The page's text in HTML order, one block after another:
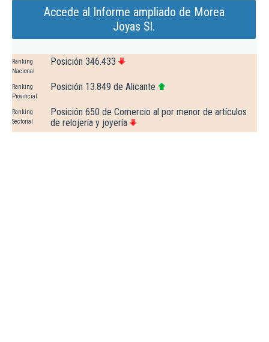
Accede al Informe ampliado de Morea
Joyas Sl.
Ranking
Nacional
Posición 346.433
Ranking
Provincial
Posición 13.849 de Alicante
Ranking
Sectorial
Posición 650 de Comercio al por menor de artículos
de relojería y joyería